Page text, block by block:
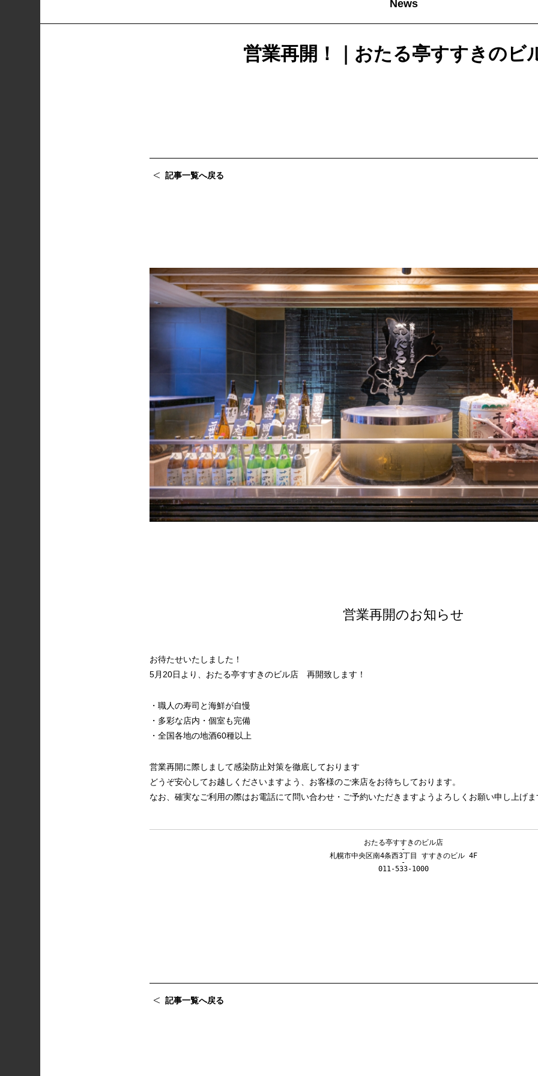
News
営業再開！｜おたる亭すすきのビ
記事一覧へ戻る
営業再開のお知らせ
お待たせいたしました！
5月20日より、おたる亭すすきのビル店 再開致します！
・職人の寿司と海鮮が自慢
・多彩な店内・個室も完備
・全国各地の地酒60種以上
営業再開に際しまして感染防止対策を徹底しております
どうぞ安心してお越しくださいますよう、お客様のご来店をお待ちしております。
なお、確実なご利用の際はお電話にて問い合わせ・ご予約いただきますようよろしくお願い申し上げま
おたる亭すすきのビル店
-
札幌市中央区南4条西3丁目 すすきのビル 4F
-
011-533-1000
記事一覧へ戻る